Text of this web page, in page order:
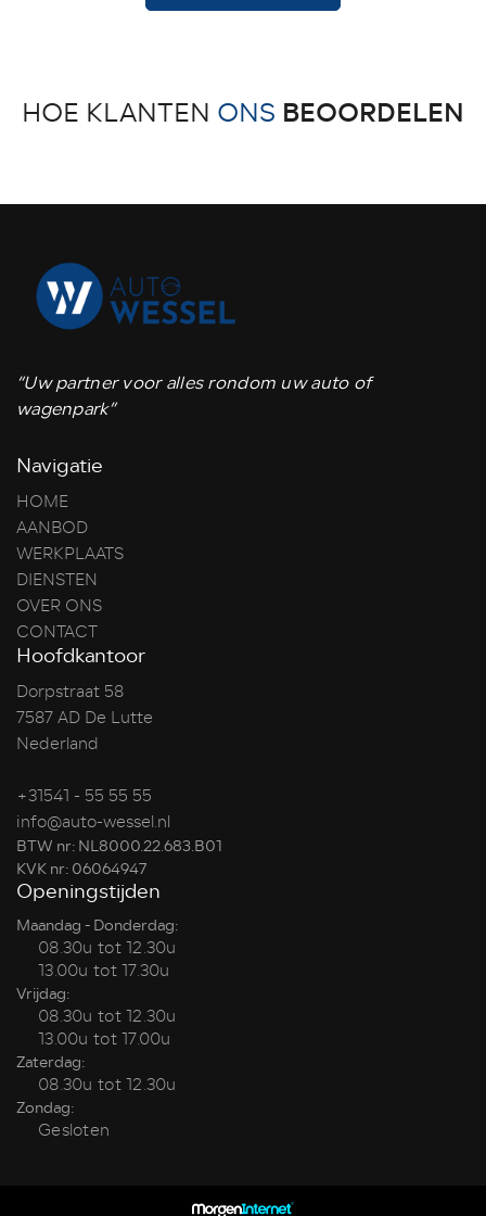
HOE KLANTEN ONS BEOORDELEN
“Uw partner voor alles rondom uw auto of
wagenpark”
Navigatie
HOME
AANBOD
WERKPLAATS
DIENSTEN
OVER ONS
CONTACT
Hoofdkantoor
Dorpstraat 58
7587 AD De Lutte
Nederland
+31541 - 55 55 55
info@auto-wessel.nl
BTW nr: NL8000.22.683.B01
KVK nr: 06064947
Openingstijden
Maandag - Donderdag:
08.30u tot 12.30u
13.00u tot 17.30u
Vrijdag:
08.30u tot 12.30u
13.00u tot 17.00u
Zaterdag:
08.30u tot 12.30u
Zondag:
Gesloten